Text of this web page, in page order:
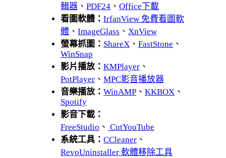
輯器 、 PDF24 、 Office下載
看圖軟體： IrfanView 免費看圖軟
體 、 ImageGlass 、 XnView
螢幕抓圖： ShareX 、 FastStone 、
WinSnap
影片播放： KMPlayer 、
PotPlayer 、 MPC影音播放器
音樂播放： WinAMP 、 KKBOX 、
Spotify
影音下載：
FreeStudio 、 CutYouTube
系統工具： CCleaner 、
RevoUninstaller 軟體移除工具